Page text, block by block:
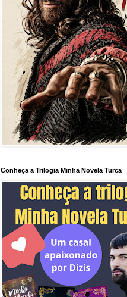
Conheça a Trilogia Minha Novela Turca